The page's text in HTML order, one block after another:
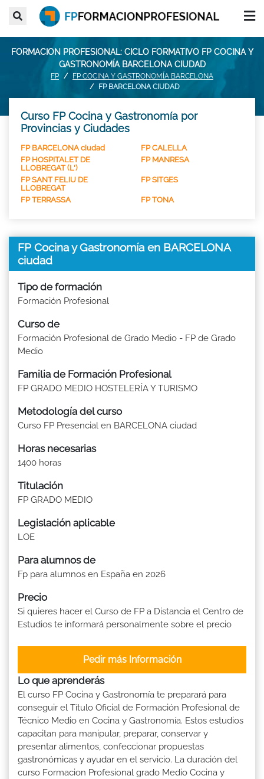
FORMACION PROFESIONAL: CICLO FORMATIVO FP COCINA Y
GASTRONOMÍA BARCELONA CIUDAD
FP
FP COCINA Y GASTRONOMÍA BARCELONA
FP BARCELONA CIUDAD
Curso FP Cocina y Gastronomía por
Provincias y Ciudades
FP BARCELONA ciudad
FP CALELLA
FP HOSPITALET DE
LLOBREGAT (L')
FP MANRESA
FP SANT FELIU DE
LLOBREGAT
FP SITGES
FP TERRASSA FP TONA
FP Cocina y Gastronomía en BARCELONA
ciudad
Tipo de formación
Formación Profesional
Curso de
Formación Profesional de Grado Medio - FP de Grado
Medio
Familia de Formación Profesional
FP GRADO MEDIO HOSTELERÍA Y TURISMO
Metodología del curso
Curso FP Presencial en BARCELONA ciudad
Horas necesarias
1400 horas
Titulación
FP GRADO MEDIO
Legislación aplicable
LOE
Para alumnos de
Fp para alumnos en España en 2026
Precio
Si quieres hacer el Curso de FP a Distancia el Centro de
Estudios te informará personalmente sobre el precio
Pedir más Información
Lo que aprenderás
El curso FP Cocina y Gastronomía te preparará para
conseguir el Título Oficial de Formación Profesional de
Técnico Medio en Cocina y Gastronomía. Estos estudios
capacitan para manipular, preparar, conservar y
presentar alimentos, confeccionar propuestas
gastronómicas y ayudar en el servicio. La duración del
curso Formacion Profesional grado Medio Cocina y